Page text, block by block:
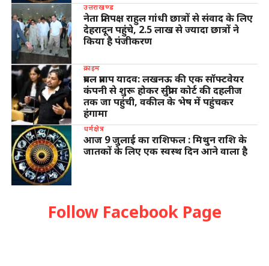
उत्तराखण्ड
नेता प्रतिपक्ष राहुल गांधी छात्रों से संवाद के लिए
देहरादून पहुंचे, 2.5 लाख से ज्यादा छात्रों ने
किया है पंजीकरण
क्राइम
प्रबल प्रताप यादव: लखनऊ की एक सॉफ्टवेयर
कंपनी से शुरू होकर सुप्रीम कोर्ट की दहलीज
तक जा पहुंची, वकील के भेष में पहुंचकर
हंगामा
धर्मक्षेत्र
आज 9 जुलाई का राशिफल : मिथुन राशि के
जातकों के लिए एक स्वस्थ दिन आने वाला है
Follow Facebook Page